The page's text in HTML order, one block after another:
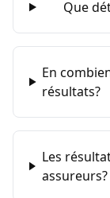
Que
En
résultats?
Les
assureurs?